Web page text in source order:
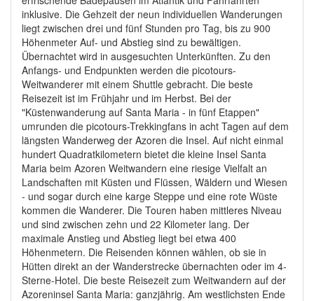
inklusive. Die Gehzeit der neun individuellen Wanderungen
liegt zwischen drei und fünf Stunden pro Tag, bis zu 900
Höhenmeter Auf- und Abstieg sind zu bewältigen.
Übernachtet wird in ausgesuchten Unterkünften. Zu den
Anfangs- und Endpunkten werden die picotours-
Weitwanderer mit einem Shuttle gebracht. Die beste
Reisezeit ist im Frühjahr und im Herbst. Bei der
"Küstenwanderung auf Santa Maria - in fünf Etappen"
umrunden die picotours-Trekkingfans in acht Tagen auf dem
längsten Wanderweg der Azoren die Insel. Auf nicht einmal
hundert Quadratkilometern bietet die kleine Insel Santa
Maria beim Azoren Weitwandern eine riesige Vielfalt an
Landschaften mit Küsten und Flüssen, Wäldern und Wiesen
- und sogar durch eine karge Steppe und eine rote Wüste
kommen die Wanderer. Die Touren haben mittleres Niveau
und sind zwischen zehn und 22 Kilometer lang. Der
maximale Anstieg und Abstieg liegt bei etwa 400
Höhenmetern. Die Reisenden können wählen, ob sie in
Hütten direkt an der Wanderstrecke übernachten oder im 4-
Sterne-Hotel. Die beste Reisezeit zum Weitwandern auf der
Azoreninsel Santa Maria: ganzjährig. Am westlichsten Ende